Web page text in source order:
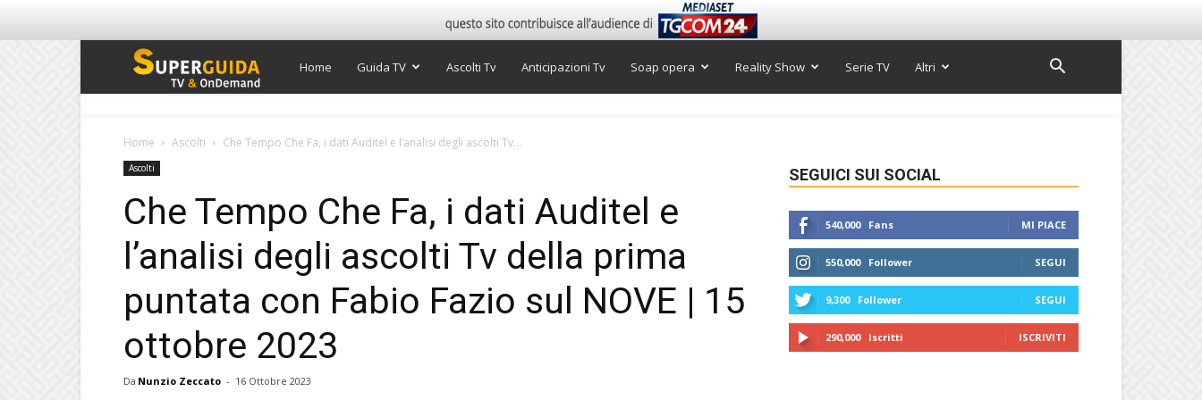
Super
Home Guida TV Ascolti Tv Anticipazioni Tv Soap opera Reality Show Serie TV Altri
Home Ascolti Che Tempo Che Fa, i dati Auditel e l’analisi degli ascolti Tv...
Ascolti
Che Tempo Che Fa, i dati Auditel e
l’analisi degli ascolti Tv della prima
puntata con Fabio Fazio sul NOVE | 15
ottobre 2023
Da Nunzio Zeccato - 16 Ottobre 2023
SEGUICI SUI SOCIAL
540,000 Fans MI PIACE
550,000 Follower SEGUI
9,300 Follower SEGUI
290,000 Iscritti ISCRIVITI